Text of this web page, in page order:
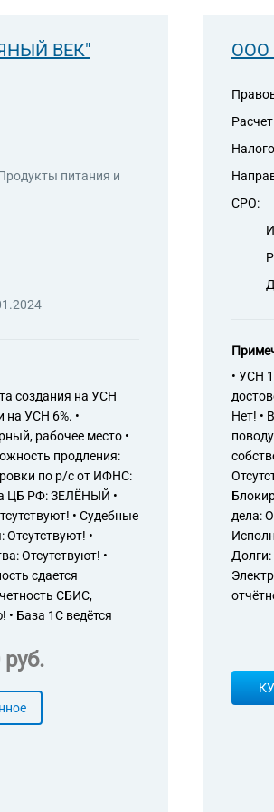
ВЕК"
питания и
создания на УСН
на УСН 6%. •
рабочее место •
продления:
по р/с от ИФНС:
ЦБ РФ: ЗЕЛЁНЫЙ •
• Судебные
•
Отсутствуют! •
сдается
СБИС,
• База 1С ведётся
ООО
СРО:
• УСН
Нет! •
дела:
Долги: